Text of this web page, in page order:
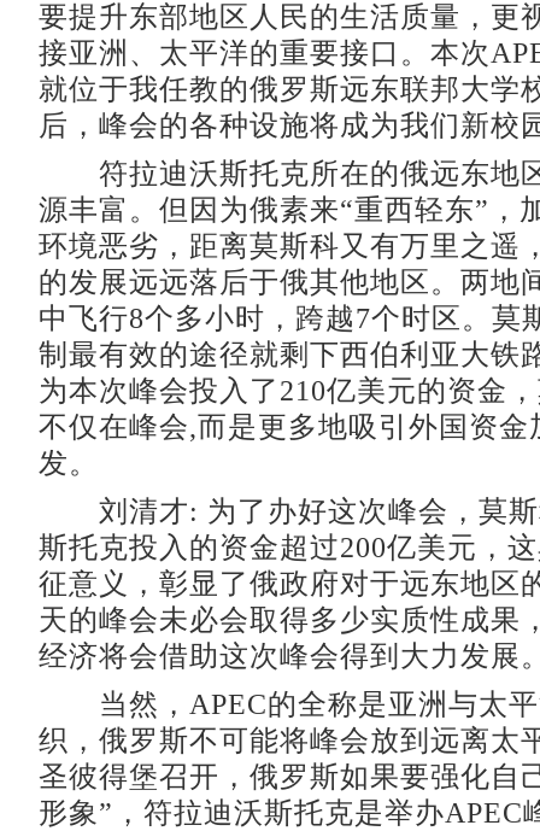
要提升东部地区人民的生活质量，更
接亚洲、太平洋的重要接口。本次
就位于我任教的俄罗斯远东联邦大学
后，峰会的各种设施将成为我们新校
符拉迪沃斯托克所在的俄远东地
源丰富。但因为俄素来“重西轻东”，
环境恶劣，距离莫斯科又有万里之遥
的发展远远落后于俄其他地区。两地
中飞行8个多小时，跨越7个时区。莫
制最有效的途径就剩下西伯利亚大铁
为本次峰会投入了210亿美元的资金
不仅在峰会,而是更多地吸引外国资金
发。
刘清才: 为了办好这次峰会，莫斯
斯托克投入的资金超过200亿美元，
征意义，彰显了俄政府对于远东地区
天的峰会未必会取得多少实质性成果
经济将会借助这次峰会得到大力发展
当然，APEC的全称是亚洲与太平
织，俄罗斯不可能将峰会放到远离太
圣彼得堡召开，俄罗斯如果要强化自
形象”，符拉迪沃斯托克是举办APEC